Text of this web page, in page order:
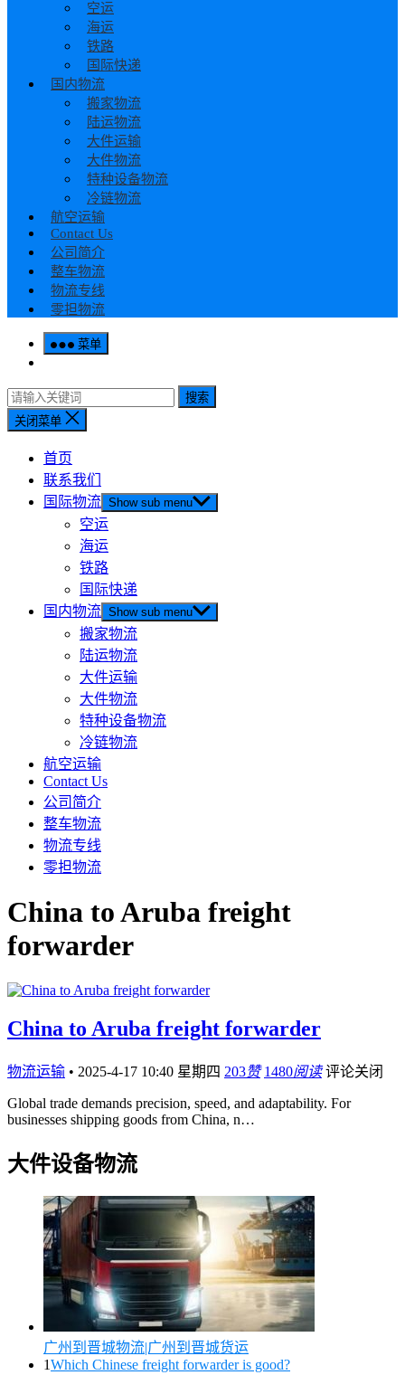
空运
海运
铁路
国际快递
国内物流
搬家物流
陆运物流
大件运输
大件物流
特种设备物流
冷链物流
航空运输
Contact Us
公司简介
整车物流
物流专线
零担物流
菜单
搜索
关闭菜单
首页
联系我们
国际物流 Show sub menu
空运
海运
铁路
国际快递
国内物流 Show sub menu
搬家物流
陆运物流
大件运输
大件物流
特种设备物流
冷链物流
航空运输
Contact Us
公司简介
整车物流
物流专线
零担物流
China to Aruba freight
forwarder
China to Aruba freight forwarder
物流运输 • 2025-4-17 10:40 星期四 203赞 1480阅读 评论关闭
Global trade demands precision, speed, and adaptability. For
businesses shipping goods from China, n…
大件设备物流
广州到晋城物流|广州到晋城货运
1Which Chinese freight forwarder is good?